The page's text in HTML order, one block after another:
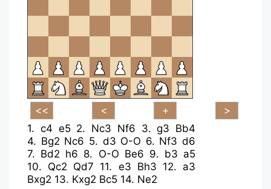
1. c4 e5 2. Nc3 Nf6 3.g3 Bb4
4. Bg2 Nc6 5. d3 O-O 6. Nf3 d6
7. Bd2 h6 8. O-O Be6 9. b3 a5
10. Qc2 Qd7 11. e3 Bh3 12. a3
Bxg2 13. Kxg2 Bc5 14. Ne2